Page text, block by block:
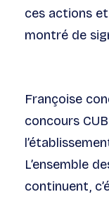
ces actions
montré de
Françoise
concours
L’ensemble
continuent,